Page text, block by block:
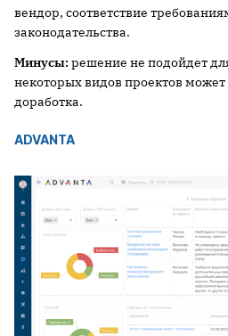
вендор, соответствие
законодательства.
Минусы:решение не подойдет
некоторых видов проектов может
доработка.
ADVANTA